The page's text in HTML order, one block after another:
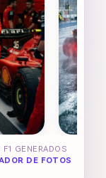
F1 GENERADOS
DE FOTOS